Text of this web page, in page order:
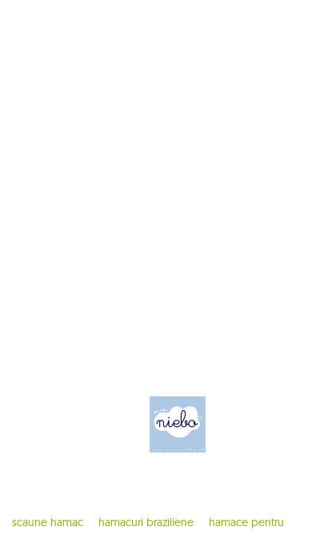
scaune hamac hamacuri braziliene
hamace pentru